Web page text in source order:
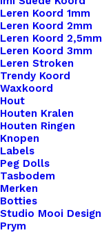
Leren Koord 1mm
Leren Koord 2mm
Leren Koord 2,5mm
Leren Koord 3mm
Leren Stroken
Trendy Koord
Waxkoord
Hout
Houten Kralen
Houten Ringen
Knopen
Labels
Peg Dolls
Tasbodem
Merken
Botties
Studio Mooi Design
Prym
Recht
€2,00